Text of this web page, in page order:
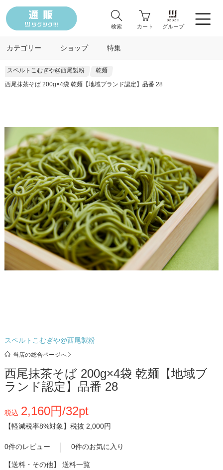
検索 カート グループ
カテゴリー ショップ 特集
スペルトこむぎや@西尾製粉
乾麺
西尾抹茶そば 200g×4袋 乾麺【地域ブランド認定】品番 28
スペルトこむぎや@西尾製粉
当店の総合ページへ
西尾抹茶そば 200g×4袋 乾麺【地域ブ
ランド認定】品番 28
税込 2,160円/32pt
【軽減税率8%対象】 税抜 2,000円
0件のレビュー 0件のお気に入り
【送料・その他】 送料一覧